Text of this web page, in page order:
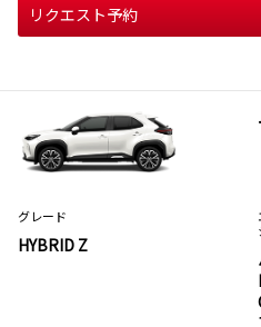
リクエスト予約
グレード
HYBRID Z